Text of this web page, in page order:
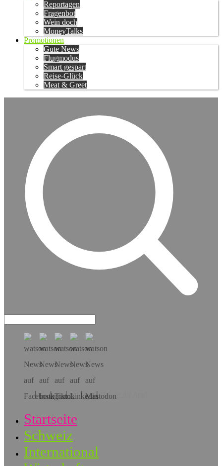
Reportagen
Fragenbot
Wein doch
MoneyTalks
Promotionen
Gute News
Flugmodus
Smart gespart
Reise-Glück
Meat & Greet
Hol dir die App!
Startseite
Schweiz
International